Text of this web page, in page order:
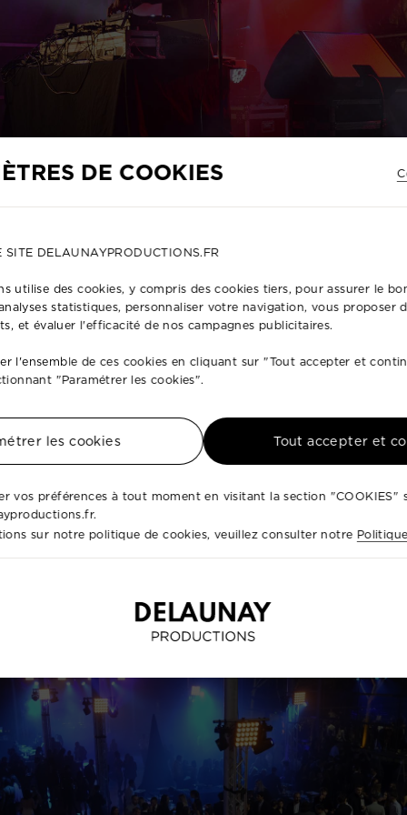
NOTRE SERVICE DE MISE
d’éclairage créatives et innovantes pour
mesure pour créer une ambiance unique qui
mettent en avant les détails de vos espaces, qu’il
rôle clé dans la perception des lieux et contribue à
d’éclairage modernes et respectueuses de
adaptées à tous types de projets, qu’ils soient
DE COOKIES
SITE DELAUNAYPRODUCTIONS.FR
utilise des cookies, y compris des cookies tiers, pour assurer le
statistiques, personnaliser votre navigation, vous proposer
et évaluer l'efficacité de nos campagnes publicitaires.
l'ensemble de ces cookies en cliquant sur "Tout accepter et
"Paramétrer les cookies".
les cookies Tout accepter et
vos préférences à tout moment en visitant la section "COOKIES"
sur notre politique de cookies, veuillez consulter notre